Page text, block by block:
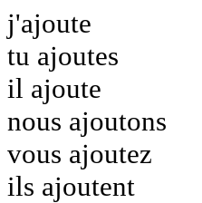
j'ajoute
tu ajoutes
il ajoute
nous ajoutons
vous ajoutez
ils ajoutent